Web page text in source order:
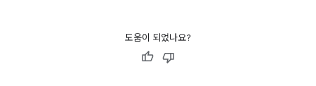
도움이 되었나요?